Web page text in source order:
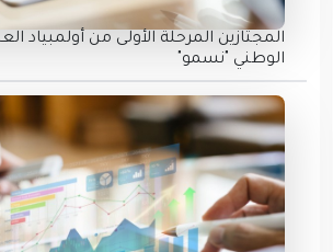
المجتازين المرحلة الأولى من أولمبياد
الوطني "نسمو"